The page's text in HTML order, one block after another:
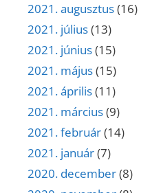
2021. augusztus(16)
2021. július(13)
2021. június(15)
2021. május(15)
2021. április(11)
2021. március(9)
2021. február(14)
2021. január(7)
2020. december(8)